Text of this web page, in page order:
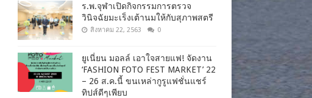
ร.พ.จุฬาเปิดกิจกรรมการตรวจ
วินิจฉัยมะเร็งเต้านมให้กับสุภาพสตรี
สิงหาคม 22, 2563 0
ยูเนี่ยน มอลล์ เอาใจสายแฟ! จัดงาน
‘FASHION FOTO FEST MARKET’ 22
– 26 ส.ค.นี้ ขนเหล่ากูรูแฟชั่นแชร์
ทิปส์ดีๆเพียบ